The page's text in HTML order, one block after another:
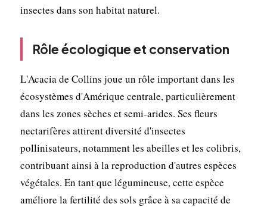
insectes dans son habitat naturel.
Rôle écologique et conservation
L'Acacia de Collins joue un rôle important dans les
écosystèmes d'Amérique centrale, particulièrement
dans les zones sèches et semi-arides. Ses fleurs
nectarifères attirent diversité d'insectes
pollinisateurs, notamment les abeilles et les colibris,
contribuant ainsi à la reproduction d'autres espèces
végétales. En tant que légumineuse, cette espèce
améliore la fertilité des sols grâce à sa capacité de